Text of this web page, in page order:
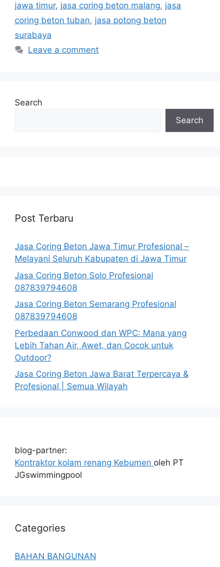
jawa timur, jasa coring beton malang, jasa
coring beton tuban, jasa potong beton
surabaya
Leave a comment
Search
Search
Post Terbaru
Jasa Coring Beton Jawa Timur Profesional –
Melayani Seluruh Kabupaten di Jawa Timur
Jasa Coring Beton Solo Profesional
087839794608
Jasa Coring Beton Semarang Profesional
087839794608
Perbedaan Conwood dan WPC: Mana yang
Lebih Tahan Air, Awet, dan Cocok untuk
Outdoor?
Jasa Coring Beton Jawa Barat Terpercaya &
Profesional | Semua Wilayah
blog-partner:
Kontraktor kolam renang Kebumen oleh PT
JGswimmingpool
Categories
BAHAN BANGUNAN